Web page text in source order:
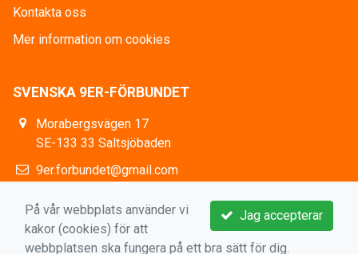
Kontakta oss
Mer information om cookies
SVENSKA 9ER-FÖRBUNDET
Morabergsvägen 17
SE-133 33 Saltsjöbaden
9er.forbundet@gmail.com
Jag accepterar
På vår webbplats använder vi
kakor (cookies) för att
webbplatsen ska fungera på ett bra sätt för dig.